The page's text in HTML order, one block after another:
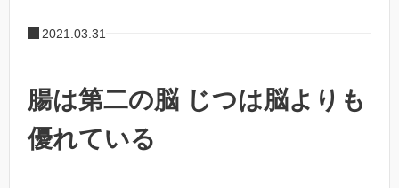
2021.03.31
腸は第二の脳 じつは脳よりも
優れている